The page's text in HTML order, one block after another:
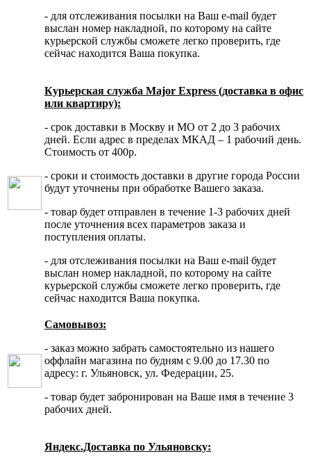
- для отслеживания посылки на Ваш e-mail будет
выслан номер накладной, по которому на сайте
курьерской службы сможете легко проверить, где
сейчас находится Ваша покупка.
Курьерская служба Major Express (доставка в офис
или квартиру):
- срок доставки в Москву и МО от 2 до 3 рабочих
дней. Если адрес в пределах МКАД – 1 рабочий день.
Стоимость от 400р.
- сроки и стоимость доставки в другие города России
будут уточнены при обработке Вашего заказа.
- товар будет отправлен в течение 1-3 рабочих дней
после уточнения всех параметров заказа и
поступления оплаты.
- для отслеживания посылки на Ваш e-mail будет
выслан номер накладной, по которому на сайте
курьерской службы сможете легко проверить, где
сейчас находится Ваша покупка.
Самовывоз:
- заказ можно забрать самостоятельно из нашего
оффлайн магазина по будням с 9.00 до 17.30 по
адресу: г. Ульяновск, ул. Федерации, 25.
- товар будет забронирован на Ваше имя в течение 3
рабочих дней.
Яндекс.Доставка по Ульяновску: